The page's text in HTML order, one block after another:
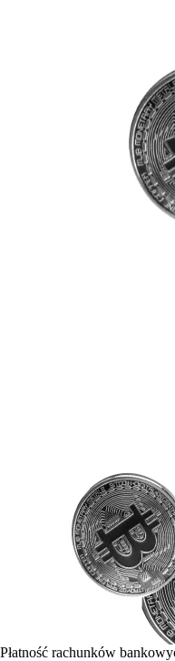
Płatność rachunków